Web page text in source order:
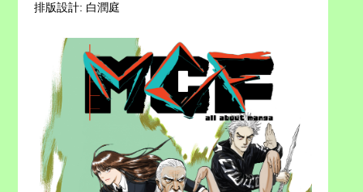
排版設計: 白潤庭